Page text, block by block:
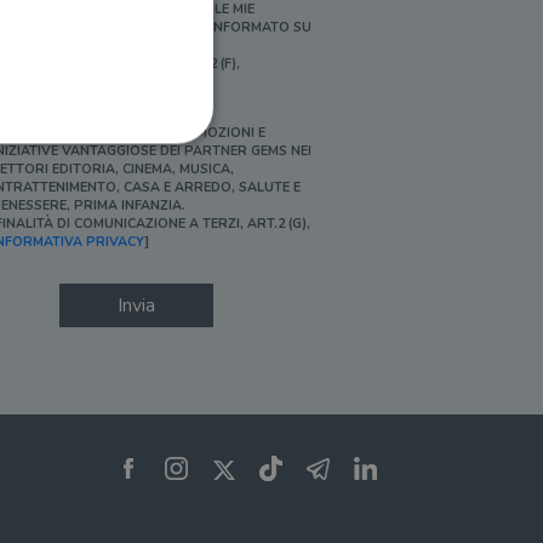
PERSONALIZZATE E IN LINEA CON LE MIE
ABITUDINI DI ACQUISTO, ESSERE INFORMATO SU
[FINALITÀ DI PROFILAZIONE, ART.2 (F),
SÌ, DESIDERO ACCEDERE A PROMOZIONI E
VANTAGGIOSE DEI PARTNER GEMS NEI
EDITORIA, CINEMA, MUSICA,
CASA E ARREDO, SALUTE E
PRIMA INFANZIA.
DI COMUNICAZIONE A TERZI, ART.2 (G),
PRIVACY]
Invia
dell'account. Il sito
per il dominio corrente.